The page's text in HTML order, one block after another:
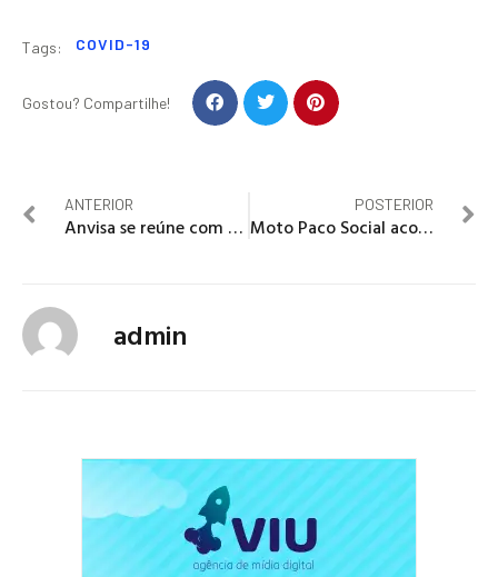
Tags: COVID-19
Gostou? Compartilhe!
ANTERIOR
Anvisa se reúne com responsáveis por vacina Sputinik V
POSTERIOR
Moto Paco Social acontece neste sábado
admin